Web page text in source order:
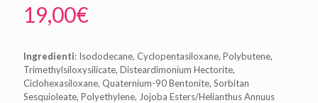
19,00€
Ingredienti: Isododecane, Cyclopentasiloxane, Polybutene,
Trimethylsiloxysilicate, Disteardimonium Hectorite,
Ciclohexasiloxane, Quaternium-90 Bentonite, Sorbitan
Sesquioleate, Polyethylene, Jojoba Esters/Helianthus Annuus